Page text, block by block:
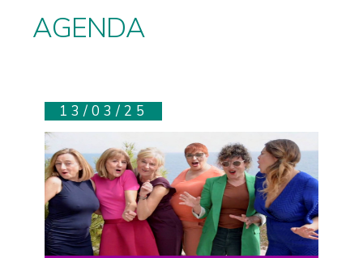
AGENDA
13/03/25